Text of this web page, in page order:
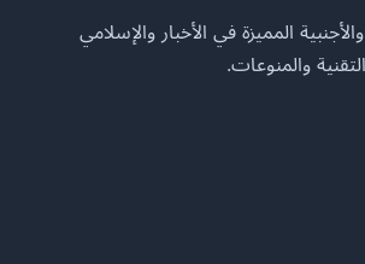
المميزة في الأخبار والإسلامي
والمنوعات.